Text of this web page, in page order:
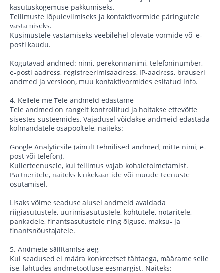
kasutuskogemuse pakkumiseks.
Tellimuste lõpuleviimiseks ja kontaktivormide päringutele
vastamiseks.
Küsimustele vastamiseks veebilehel olevate vormide või e-
posti kaudu.
Kogutavad andmed: nimi, perekonnanimi, telefoninumber,
e-posti aadress, registreerimisaadress, IP-aadress, brauseri
andmed ja versioon, muu kontaktivormides esitatud info.
4. Kellele me Teie andmeid edastame
Teie andmed on rangelt kontrollitud ja hoitakse ettevõtte
sisestes süsteemides. Vajadusel võidakse andmeid edastada
kolmandatele osapooltele, näiteks:
Google Analyticsile (ainult tehnilised andmed, mitte nimi, e-
post või telefon).
Kullerteenusele, kui tellimus vajab kohaletoimetamist.
Partneritele, näiteks kinkekaartide või muude teenuste
osutamisel.
Lisaks võime seaduse alusel andmeid avaldada
riigiasutustele, uurimisasutustele, kohtutele, notaritele,
pankadele, finantsasutustele ning õiguse, maksu- ja
finantsnõustajatele.
5. Andmete säilitamise aeg
Kui seadused ei määra konkreetset tähtaega, määrame selle
ise, lähtudes andmetöötluse eesmärgist. Näiteks: